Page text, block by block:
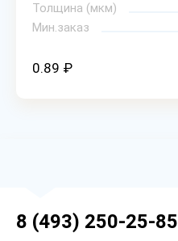
Толщина (мкм)
Мин.заказ
0.89 ₽
8 (493) 250-25-85